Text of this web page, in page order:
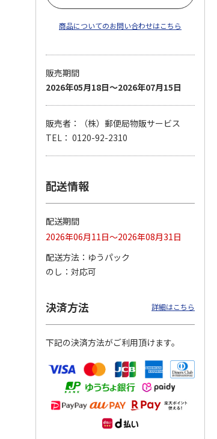
【グリーティング切
円…
4.8（11）
5,500円
4.6（7）
11,000円
商品についてのお問い合わせはこちら
販売期間
2026年05月18日～2026年07月15日
販売者：（株）郵便局物販サービス
TEL： 0120-92-2310
配送情報
配送期間
2026年06月11日～2026年08月31日
配送方法
ゆうパック
のし
対応可
決済方法 詳細はこちら
下記の決済方法がご利用頂けます。